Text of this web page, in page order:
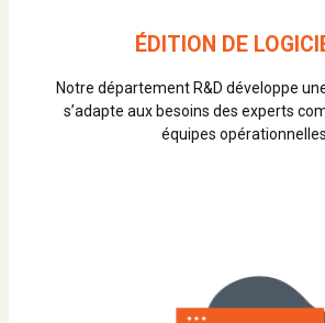
ÉDITION DE
Notre département R&D développe
s’adapte aux besoins des experts
équipes opérationnelles.